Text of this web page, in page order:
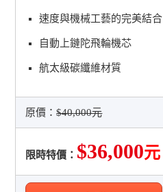
速度與機械工藝的完美結合
自動上鏈陀飛輪機芯
航太級碳纖維材質
原價：$40,000元
限時特價： $36,000元